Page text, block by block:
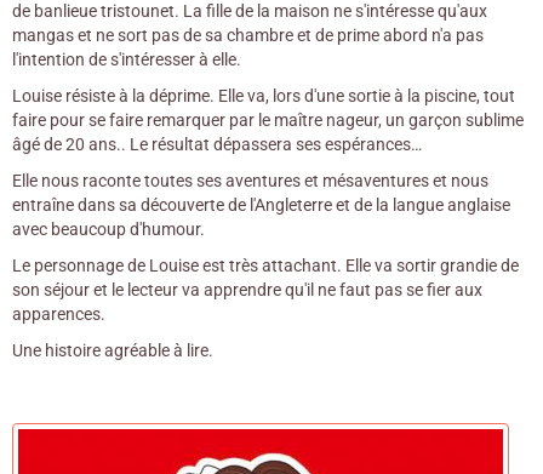
de banlieue tristounet. La fille de la maison ne s'intéresse qu'aux
mangas et ne sort pas de sa chambre et de prime abord n'a pas
l'intention de s'intéresser à elle.
Louise résiste à la déprime. Elle va, lors d'une sortie à la piscine, tout
faire pour se faire remarquer par le maître nageur, un garçon sublime
âgé de 20 ans.. Le résultat dépassera ses espérances…
Elle nous raconte toutes ses aventures et mésaventures et nous
entraîne dans sa découverte de l'Angleterre et de la langue anglaise
avec beaucoup d'humour.
Le personnage de Louise est très attachant. Elle va sortir grandie de
son séjour et le lecteur va apprendre qu'il ne faut pas se fier aux
apparences.
Une histoire agréable à lire.